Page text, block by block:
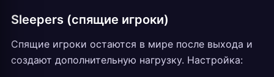
Sleepers (спящие игроки)
Спящие игроки остаются в мире после выхода и
создают дополнительную нагрузку. Настройка: